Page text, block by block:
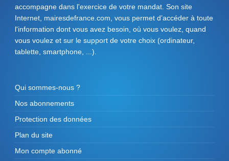
accompagne dans l'exercice de votre mandat. Son site
Internet, mairesdefrance.com, vous permet d’accéder à toute
l'information dont vous avez besoin, où vous voulez, quand
vous voulez et sur le support de votre choix (ordinateur,
tablette, smartphone, ...).
Qui sommes-nous ?
Nos abonnements
Protection des données
Plan du site
Mon compte abonné